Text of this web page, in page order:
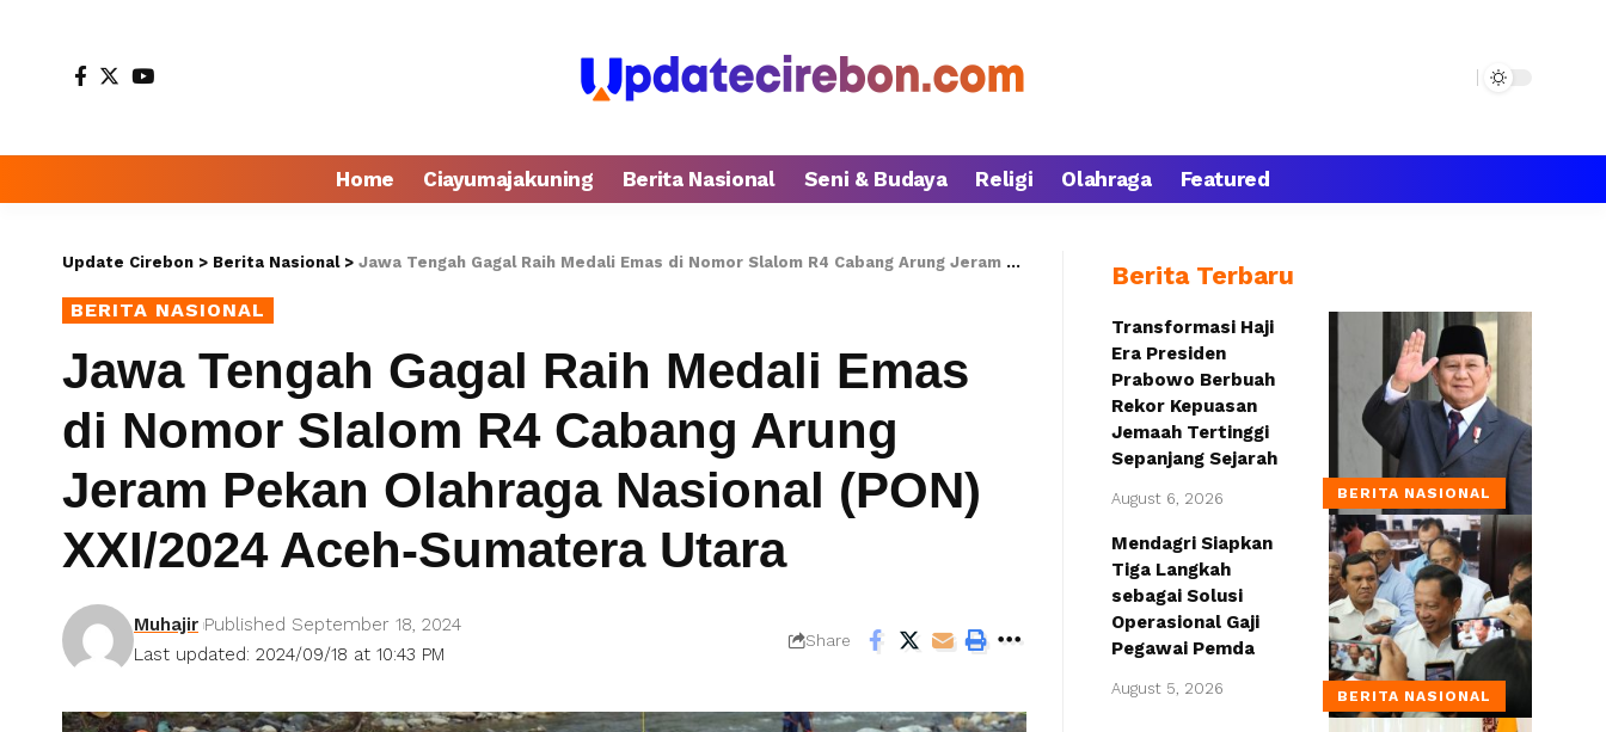
Home Ciayumajakuning Berita Nasional Seni & Budaya Religi Olahraga Featured
Update Cirebon > Berita Nasional> Jawa Tengah Gagal Raih Medali Emas di Nomor Slalom R4 Cabang Arung Jeram Pekan Olahraga Nasional (PON) XXI/2024 Aceh-Sumatera Utara
BERITA NASIONAL
Jawa Tengah Gagal Raih Medali Emas
di Nomor Slalom R4 Cabang Arung
Jeram Pekan Olahraga Nasional (PON)
XXI/2024 Aceh-Sumatera Utara
Last updated: 2024/09/18 at 10:43 PM
Muhajir Published September 18, 2024
Share
Berita Terbaru
BERITA NASIONAL
Transformasi Haji
Era Presiden
Prabowo Berbuah
Rekor Kepuasan
Jemaah Tertinggi
Sepanjang Sejarah
August 6, 2026
BERITA NASIONAL
Mendagri Siapkan
Tiga Langkah
sebagai Solusi
Operasional Gaji
Pegawai Pemda
August 5, 2026